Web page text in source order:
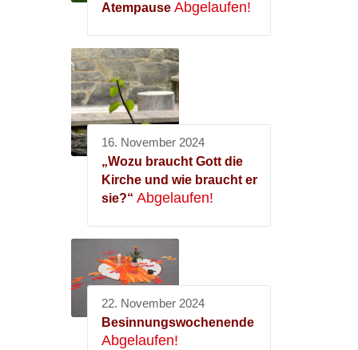
Atempause Abgelaufen!
16. November 2024
„Wozu braucht Gott die
Kirche und wie braucht er
sie?“ Abgelaufen!
22. November 2024
Besinnungswochenende
Abgelaufen!